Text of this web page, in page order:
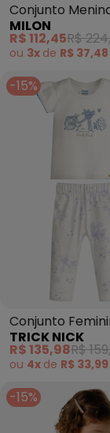
Conjunto
White)
MILON
R$ 112,45R$
ou 3x de R$ 37,48
-15%
Conjunto
com Legging
TRICK NICK
R$ 135,98R$
ou 4x de R$ 33,99
-15%